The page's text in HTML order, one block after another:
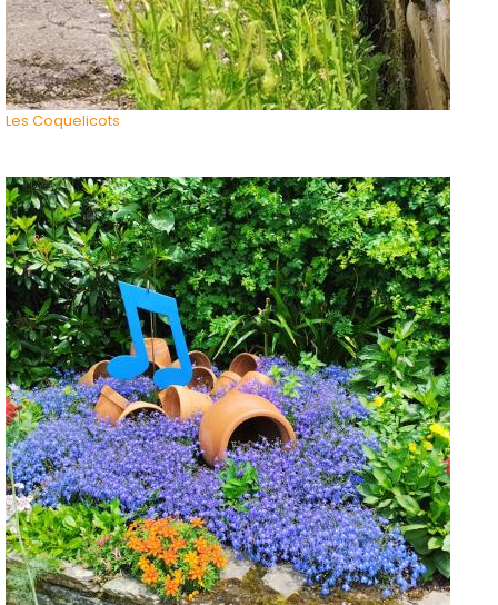
Les Coquelicots